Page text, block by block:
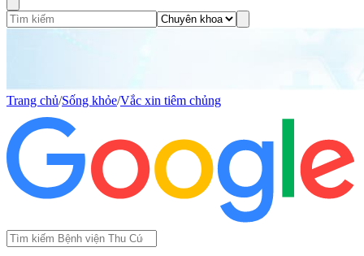
Trang chủ/Sống khỏe/Vắc xin tiêm chủng